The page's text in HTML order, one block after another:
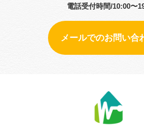
電話受付時間/10:00〜
メールでのお問い合